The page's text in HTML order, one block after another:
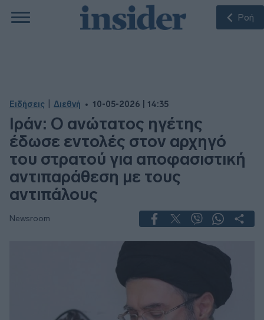
Ροή
Ειδήσεις Διεθνή 10-05-2026 | 14:35
Ιράν: Ο ανώτατος ηγέτης
έδωσε εντολές στον αρχηγό
του στρατού για αποφασιστική
αντιπαράθεση με τους
αντιπάλους
Newsroom